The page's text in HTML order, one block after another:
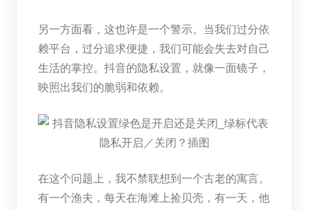
另一方面看，这也许是一个警示。当我们过分依
赖平台，过分追求便捷，我们可能会失去对自己
生活的掌控。抖音的隐私设置，就像一面镜子，
映照出我们的脆弱和依赖。
在这个问题上，我不禁联想到一个古老的寓言。
有一个渔夫，每天在海滩上捡贝壳，有一天，他